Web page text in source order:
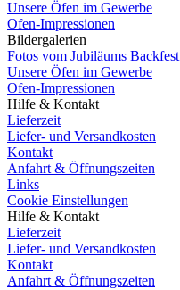
Unsere Öfen im Gewerbe
Ofen-Impressionen
Bildergalerien
Fotos vom Jubiläums Backfest
Unsere Öfen im Gewerbe
Ofen-Impressionen
Hilfe & Kontakt
Lieferzeit
Liefer- und Versandkosten
Kontakt
Anfahrt & Öffnungszeiten
Links
Cookie Einstellungen
Hilfe & Kontakt
Lieferzeit
Liefer- und Versandkosten
Kontakt
Anfahrt & Öffnungszeiten